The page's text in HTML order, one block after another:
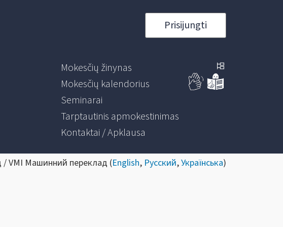
Prisijungti
Mokesčių žinynas
Mokesčių kalendorius
Seminarai
Tarptautinis apmokestinimas
Kontaktai / Apklausa
VMI Машинний переклад (English, Русский,Українська)